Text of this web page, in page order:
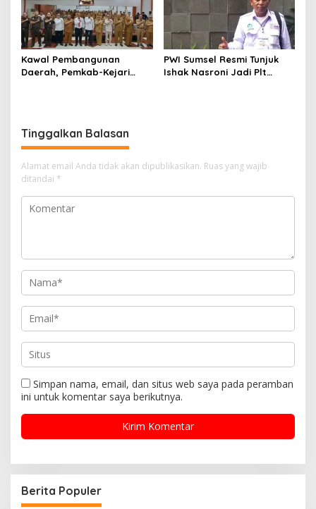
Kawal Pembangunan
Daerah, Pemkab-Kejari
PWI Sumsel Resmi Tunjuk
Ishak Nasroni Jadi Plt
Tinggalkan Balasan
Alamat email Anda tidak akan dipublikasikan. Ruas yang wajib
ditandai *
Simpan nama, email, dan situs web saya pada peramban
ini untuk komentar saya berikutnya.
Berita Populer